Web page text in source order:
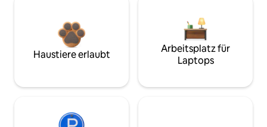
Haustiere erlaubt
Arbeitsplatz für
Laptops